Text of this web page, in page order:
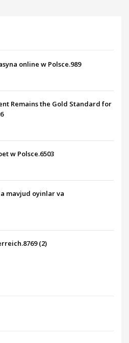
online w Polsce.989
Remains the Gold Standard for
w Polsce.6503
mavjud oyinlar va
(2)